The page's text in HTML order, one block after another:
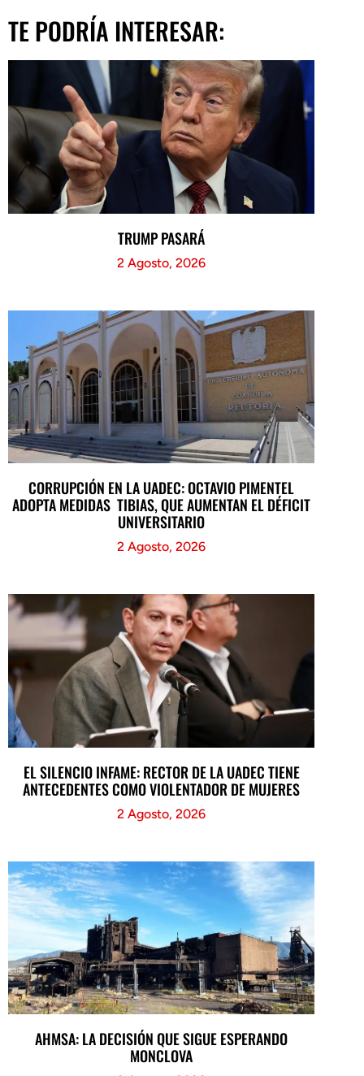
TE PODRÍA INTERESAR:
TRUMP PASARÁ
2 Agosto, 2026
CORRUPCIÓN EN LA UADEC: OCTAVIO PIMENTEL
ADOPTA MEDIDAS TIBIAS, QUE AUMENTAN EL DÉFICIT
UNIVERSITARIO
2 Agosto, 2026
EL SILENCIO INFAME: RECTOR DE LA UADEC TIENE
ANTECEDENTES COMO VIOLENTADOR DE MUJERES
2 Agosto, 2026
AHMSA: LA DECISIÓN QUE SIGUE ESPERANDO
MONCLOVA